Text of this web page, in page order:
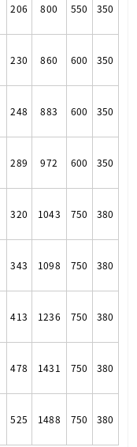
206 800 550 350
230 860 600 350
248 883 600 350
289 972 600 350
320 1043 750 380
343 1098 750 380
413 1236 750 380
478 1431 750 380
525 1488 750 380